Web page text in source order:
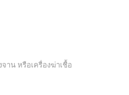
าน หรือเครื่องฆ่าเชื้อ